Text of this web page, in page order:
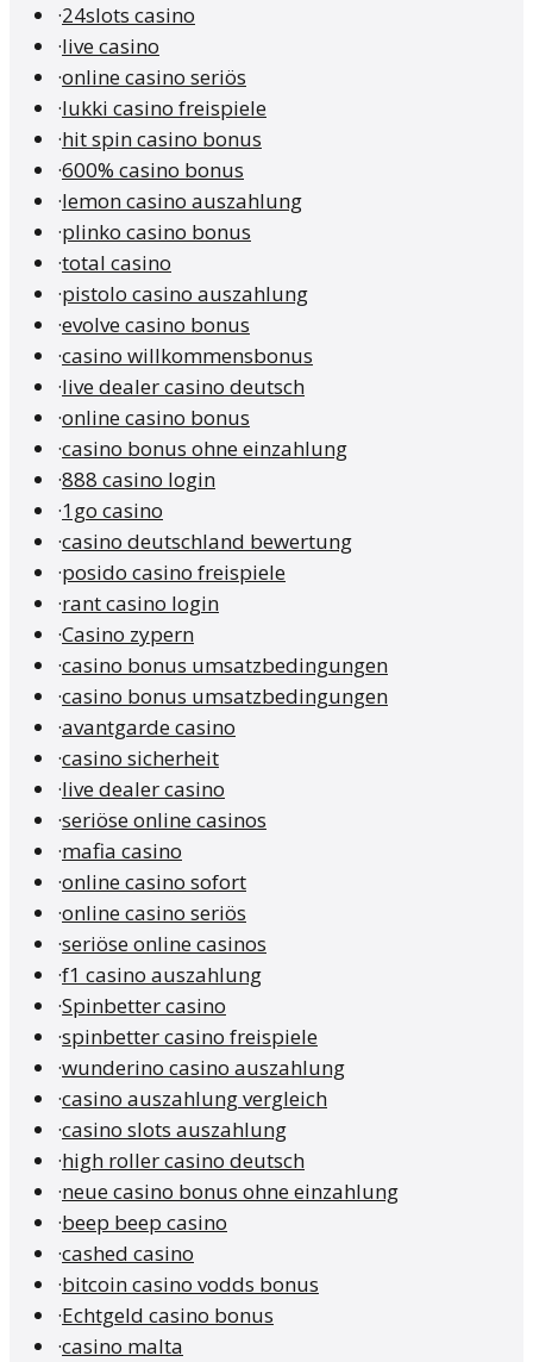
·24slots casino
·live casino
·online casino seriös
·lukki casino freispiele
·hit spin casino bonus
·600% casino bonus
·lemon casino auszahlung
·plinko casino bonus
·total casino
·pistolo casino auszahlung
·evolve casino bonus
·casino willkommensbonus
·live dealer casino deutsch
·online casino bonus
·casino bonus ohne einzahlung
·888 casino login
·1go casino
·casino deutschland bewertung
·posido casino freispiele
·rant casino login
·Casino zypern
·casino bonus umsatzbedingungen
·casino bonus umsatzbedingungen
·avantgarde casino
·casino sicherheit
·live dealer casino
·seriöse online casinos
·mafia casino
·online casino sofort
·online casino seriös
·seriöse online casinos
·f1 casino auszahlung
·Spinbetter casino
·spinbetter casino freispiele
·wunderino casino auszahlung
·casino auszahlung vergleich
·casino slots auszahlung
·high roller casino deutsch
·neue casino bonus ohne einzahlung
·beep beep casino
·cashed casino
·bitcoin casino vodds bonus
·Echtgeld casino bonus
·casino malta